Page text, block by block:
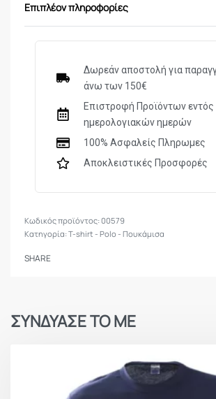
Επιπλέον πληροφορίες
Δωρεάν αποστολή για
άνω των 150€
Επιστροφή Προϊόντων εντός
ημερολογιακών ημερών
100% Ασφαλείς Πληρωμες
Αποκλειστικές Προσφορές
00579
Κατηγορία:T-shirt - Polo - Πουκάμισα
SHARE
ΣΥΝΔΥΑΣΕ ΤΟ ΜΕ